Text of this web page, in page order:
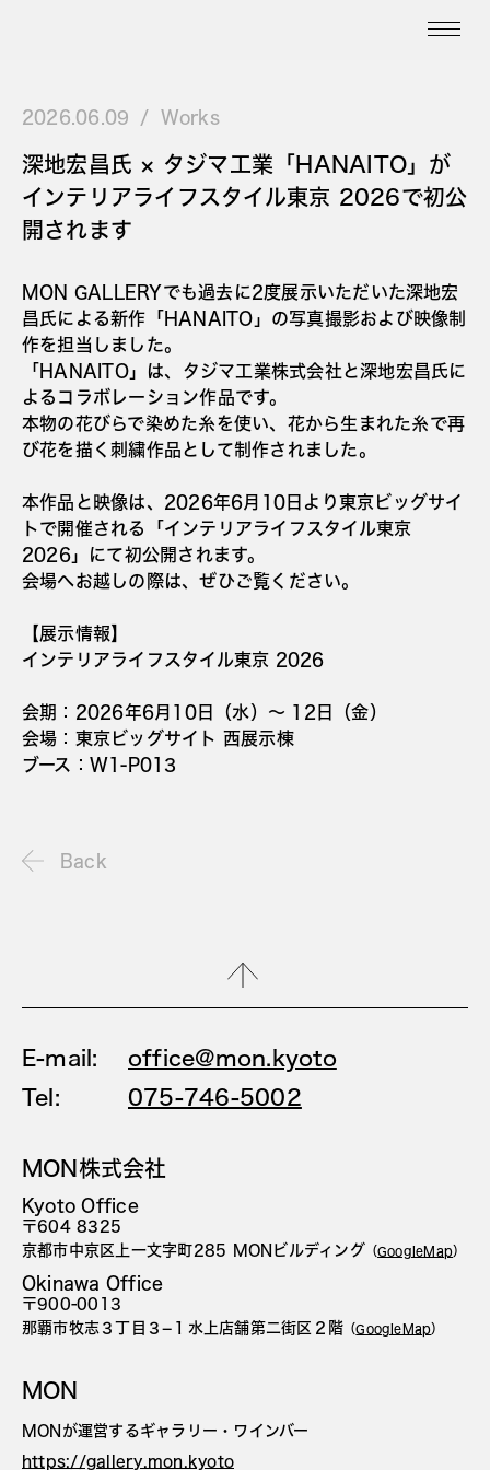
2026.06.09 Works
深地宏昌氏 × タジマ工業「HANAITO」が
インテリアライフスタイル東京 2026で初公
開されます
MON GALLERYでも過去に2度展示いただいた深地宏
昌氏による新作「HANAITO」の写真撮影および映像制
作を担当しました。
「HANAITO」は、タジマ工業株式会社と深地宏昌氏に
よるコラボレーション作品です。
本物の花びらで染めた糸を使い、花から生まれた糸で再
び花を描く刺繍作品として制作されました。
本作品と映像は、2026年6月10日より東京ビッグサイ
トで開催される「インテリアライフスタイル東京
2026」にて初公開されます。
会場へお越しの際は、ぜひご覧ください。
【展示情報】
インテリアライフスタイル東京 2026
会期：2026年6月10日（水）〜 12日（金）
会場：東京ビッグサイト 西展示棟
ブース：W1-P013
Back
E-mail:
office@mon.kyoto
Tel:
075-746-5002
MON株式会社
Kyoto Office
〒604 8325
京都市中京区上一文字町285 MONビルディング （GoogleMap）
Okinawa Office
〒900-0013
那覇市牧志３丁目３−１水上店舗第二街区２階 （GoogleMap）
MON
MONが運営するギャラリー・ワインバー
https://gallery.mon.kyoto